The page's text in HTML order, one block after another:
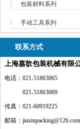
包装材料系列
手动工具系列
联系方式
上海嘉歆包装机械有限
电话：021-51863065
021-51863069
传真：021-60919225
邮箱：jiaxinpacking@126.com